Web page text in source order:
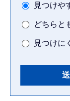
見つけや
どちらと
見つけに